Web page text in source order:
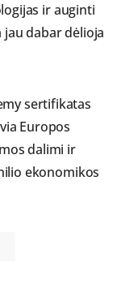
ir auginti
dabar dėlioja
sertifikatas
Europos
dalimi ir
ekonomikos